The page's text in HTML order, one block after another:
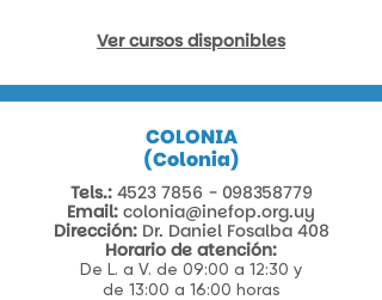
Ver cursos disponibles
COLONIA​
(Colonia)
Tels.: 4523 7856 - 098358779
Email: colonia@inefop.org.uy
Dirección: Dr. Daniel Fosalba 408​
Horario de atención:
De L. a V. de 09:00 a 12:30 y
de 13:00 a 16:00 horas